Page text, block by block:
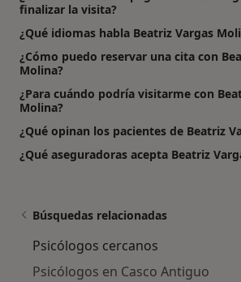
finalizar la visita?
¿Qué idiomas habla Beatriz Vargas
¿Cómo puedo reservar una cita con
Molina?
¿Para cuándo podría visitarme con
Molina?
¿Qué opinan los pacientes de Beatriz
¿Qué aseguradoras acepta Beatriz
Búsquedas relacionadas
Psicólogos cercanos
Psicólogos en Casco Antiguo